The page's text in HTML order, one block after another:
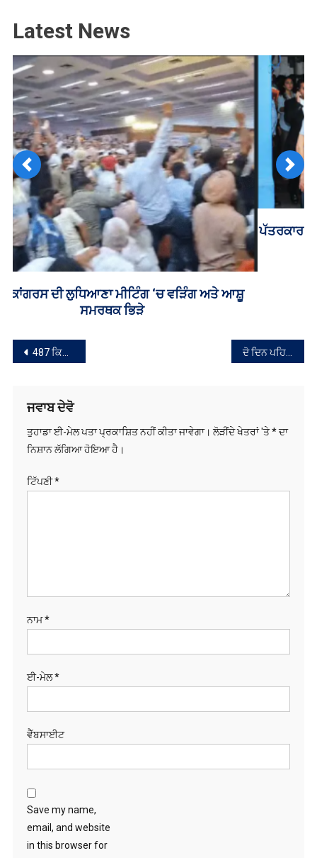
Latest News
ਪੱਤਰਕਾਰ ਤੇਜਪਾਲ ਨੂੰ ਬਲਾਤਕਾਰ ਦੇ ਮਾਮਲੇ ਵਿੱਚ 10 ਸਾਲ ਦੀ ਕੈਦ
Previous Next
ਸੰਪਾਦਨਾ
ਨੈਵੀਗੇਸ਼ਨ
487 ਕਿਲੋ ਕੋਕੀਨ ਤਸਕਰੀ ਮਾਮਲੇ ਵਿੱਚ ਲੋੜੀਂਦਾ ਨਸ਼ਾ ਤਸਕਰ ਸਿਮਰਨਜੋਤ ਸੰਧੂ ਗ੍ਰਿਫਤਾਰ
ਤੁਹਾਡਾ ਈ-ਮੇਲ ਪਤਾ ਪ੍ਰਕਾਸ਼ਿਤ ਨਹੀਂ ਕੀਤਾ ਜਾਵੇਗਾ। ਲੋੜੀਂਦੇ ਖੇਤਰਾਂ 'ਤੇ*ਦਾ
ਟਿੱਪਣੀ*
ਈ-ਮੇਲ*
ਵੈੱਬਸਾਈਟ
Save my name,
email, and website
comment.